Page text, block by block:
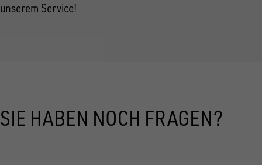
unserem Service!
SIE HABEN NOCH FRAGEN?